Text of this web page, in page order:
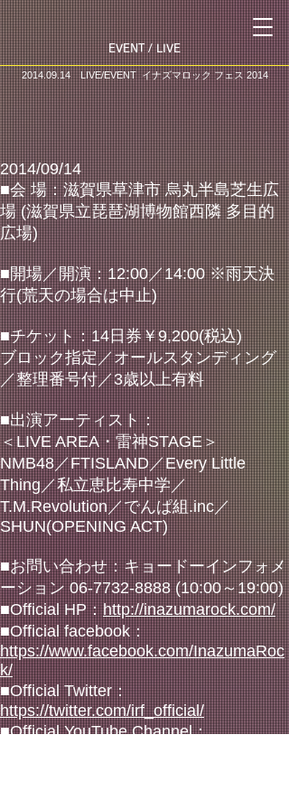
​EVENT / LIVE
2014.09.14LIVE/EVENT イナズマロック フェス 2014
2014/09/14
■会 場：滋賀県草津市 烏丸半島芝生広
場 (滋賀県立琵琶湖博物館西隣 多目的
広場)
■開場／開演：12:00／14:00 ※雨天決
行(荒天の場合は中止)
■チケット：14日券￥9,200(税込)
ブロック指定／オールスタンディング
／整理番号付／3歳以上有料
■出演アーティスト：
＜LIVE AREA・雷神STAGE＞
NMB48／FTISLAND／Every Little
Thing／私立恵比寿中学／
T.M.Revolution／でんぱ組.inc／
SHUN(OPENING ACT)
■お問い合わせ：キョードーインフォメ
ーション06-7732-8888 (10:00～19:00)
■Official HP：http://inazumarock.com/
■Official facebook：
https://www.facebook.com/InazumaRoc
k/
■Official Twitter：
https://twitter.com/irf_official/
■Official YouTube Channel：